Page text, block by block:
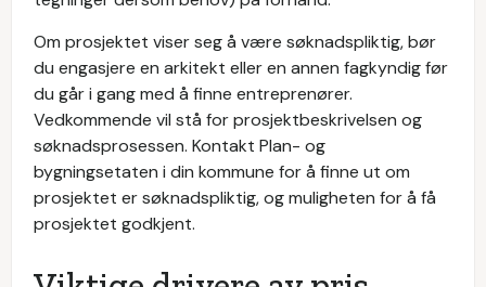
Om prosjektet viser seg å være søknadspliktig, bør
du engasjere en arkitekt eller en annen fagkyndig før
du går i gang med å finne entreprenører.
Vedkommende vil stå for prosjektbeskrivelsen og
søknadsprosessen. Kontakt Plan- og
bygningsetaten i din kommune for å finne ut om
prosjektet er søknadspliktig, og muligheten for å få
prosjektet godkjent.